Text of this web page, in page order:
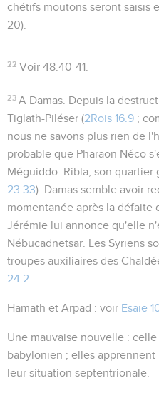
chétifs moutons seront saisis
20).
22 Voir48.40-41
23 A Damas. Depuis la
Tiglath-Piléser (2Rois 16.9 ;
nous ne savons plus rien de
probable que Pharaon Néco
Méguiddo. Ribla, son quartier
23.33). Damas semble avoir
momentanée après la défaite
Jérémie lui annonce qu'elle
Nébucadnetsar. Les Syriens
troupes auxiliaires des
24.2
Hamath et Arpad : voir Esaïe
Une mauvaise nouvelle :
babylonien ; elles
leur situation septentrionale.